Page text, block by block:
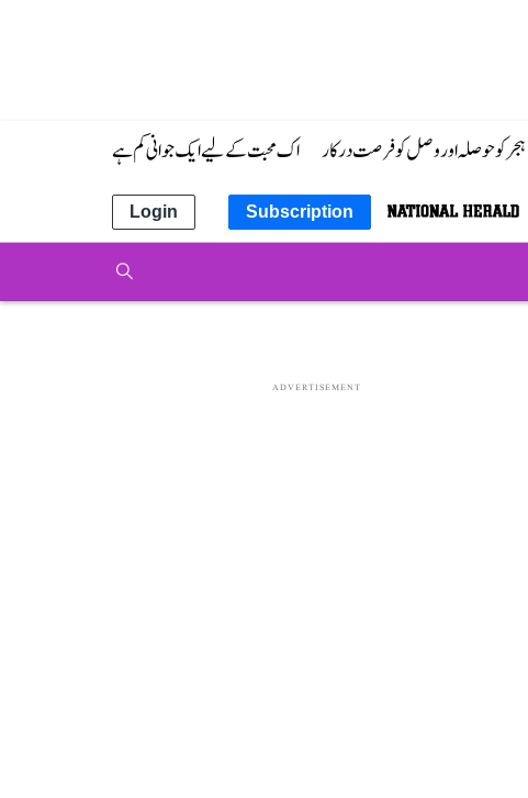
ہجر کو حوصلہ اور وصل کو فرصت درکار اک محبت کے لیے ایک جوانی کم ہے
Subscription
Login
ADVERTISEMENT